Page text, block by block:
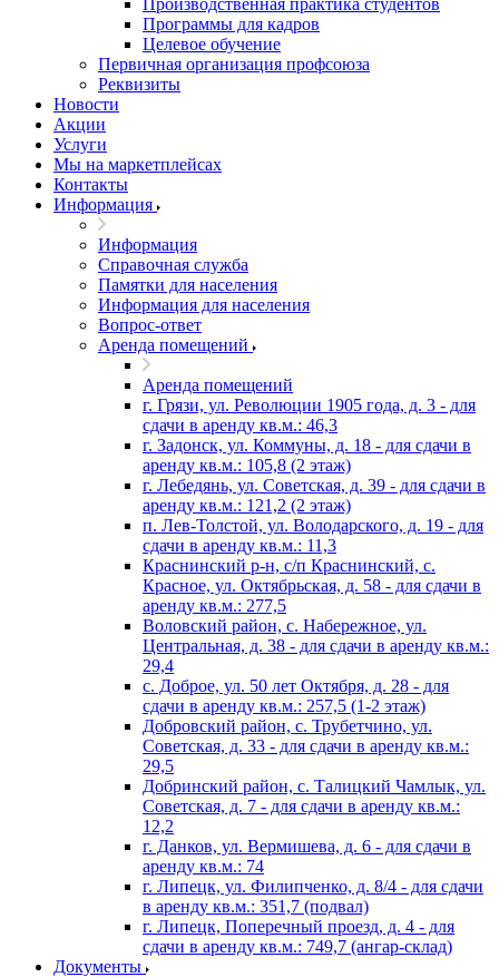
Производственная практика студентов
Программы для кадров
Целевое обучение
Первичная организация профсоюза
Реквизиты
Новости
Акции
Услуги
Мы на маркетплейсах
Контакты
Информация
Информация
Справочная служба
Памятки для населения
Информация для населения
Вопрос-ответ
Аренда помещений
Аренда помещений
г. Грязи, ул. Революции 1905 года, д. 3 - для
сдачи в аренду кв.м.: 46,3
г. Задонск, ул. Коммуны, д. 18 - для сдачи в
аренду кв.м.: 105,8 (2 этаж)
г. Лебедянь, ул. Советская, д. 39 - для сдачи в
аренду кв.м.: 121,2 (2 этаж)
п. Лев-Толстой, ул. Володарского, д. 19 - для
сдачи в аренду кв.м.: 11,3
Краснинский р-н, с/п Краснинский, с.
Красное, ул. Октябрьская, д. 58 - для сдачи в
аренду кв.м.: 277,5
Воловский район, с. Набережное, ул.
Центральная, д. 38 - для сдачи в аренду кв.м.:
29,4
с. Доброе, ул. 50 лет Октября, д. 28 - для
сдачи в аренду кв.м.: 257,5 (1-2 этаж)
Добровский район, с. Трубетчино, ул.
Советская, д. 33 - для сдачи в аренду кв.м.:
29,5
Добринский район, с. Талицкий Чамлык, ул.
Советская, д. 7 - для сдачи в аренду кв.м.:
12,2
г. Данков, ул. Вермишева, д. 6 - для сдачи в
аренду кв.м.: 74
г. Липецк, ул. Филипченко, д. 8/4 - для сдачи
в аренду кв.м.: 351,7 (подвал)
г. Липецк, Поперечный проезд, д. 4 - для
сдачи в аренду кв.м.: 749,7 (ангар-склад)
Документы